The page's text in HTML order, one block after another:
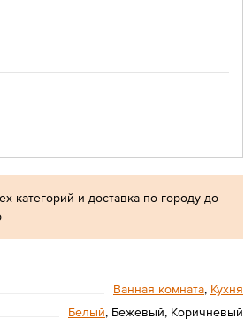
категорий и доставка по городу до
Ванная комната, Кухня
Белый, Бежевый, Коричневый